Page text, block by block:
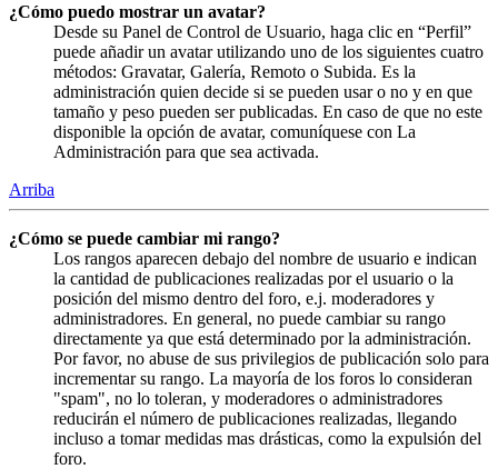
¿Cómo puedo mostrar un avatar?
Desde su Panel de Control de Usuario, haga clic en “Perfil”
puede añadir un avatar utilizando uno de los siguientes cuatro
métodos: Gravatar, Galería, Remoto o Subida. Es la
administración quien decide si se pueden usar o no y en que
tamaño y peso pueden ser publicadas. En caso de que no este
disponible la opción de avatar, comuníquese con La
Administración para que sea activada.
Arriba
¿Cómo se puede cambiar mi rango?
Los rangos aparecen debajo del nombre de usuario e indican
la cantidad de publicaciones realizadas por el usuario o la
posición del mismo dentro del foro, e.j. moderadores y
administradores. En general, no puede cambiar su rango
directamente ya que está determinado por la administración.
Por favor, no abuse de sus privilegios de publicación solo para
incrementar su rango. La mayoría de los foros lo consideran
"spam", no lo toleran, y moderadores o administradores
reducirán el número de publicaciones realizadas, llegando
incluso a tomar medidas mas drásticas, como la expulsión del
foro.